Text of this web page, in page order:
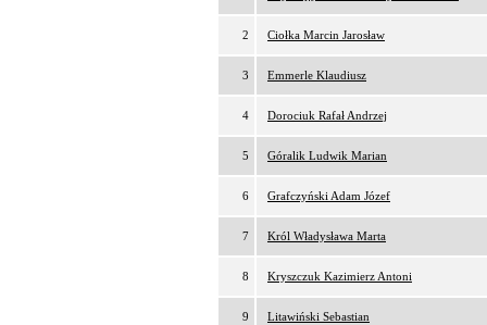
2 Ciołka Marcin Jarosław
3 Emmerle Klaudiusz
4 Dorociuk Rafał Andrzej
5 Góralik Ludwik Marian
6 Grafczyński Adam Józef
7 Król Władysława Marta
8 Kryszczuk Kazimierz Antoni
9 Litawiński Sebastian